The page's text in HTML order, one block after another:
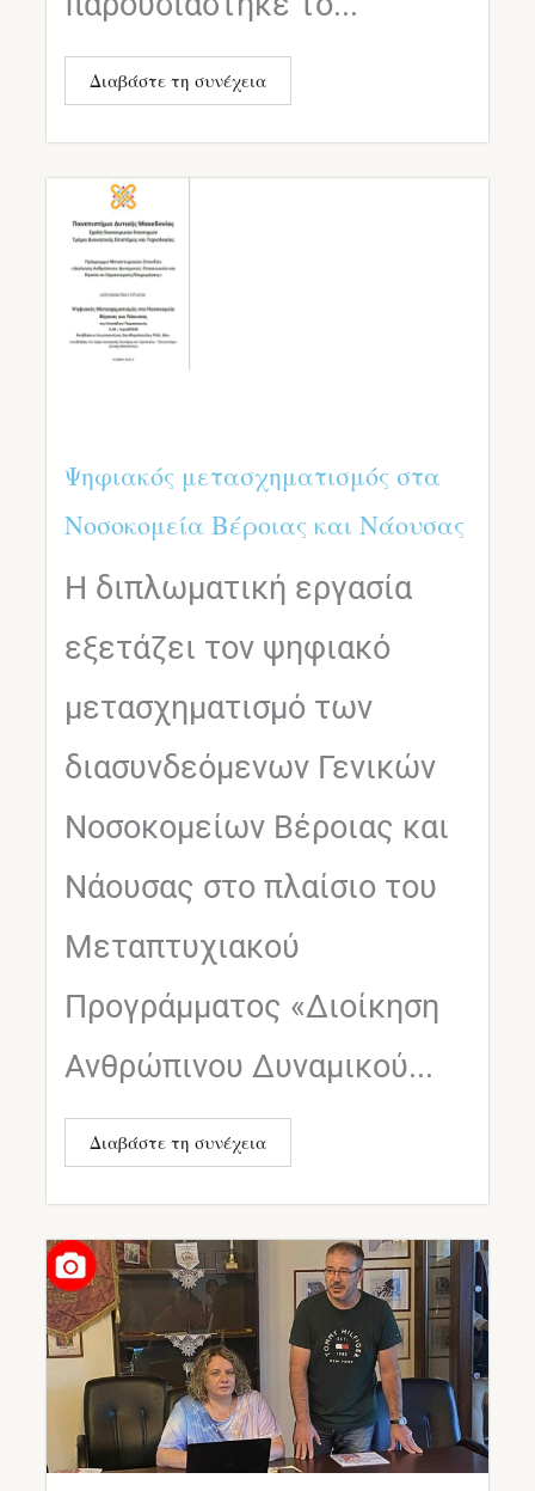
Διαβάστε τη συνέχεια
Ψηφιακός μετασχηματισμός στα
Νοσοκομεία Βέροιας και Νάουσας
Η διπλωματική εργασία
εξετάζει τον ψηφιακό
μετασχηματισμό των
διασυνδεόμενων Γενικών
Νοσοκομείων Βέροιας και
Νάουσας στο πλαίσιο του
Μεταπτυχιακού
Προγράμματος «Διοίκηση
Ανθρώπινου Δυναμικού...
Διαβάστε τη συνέχεια